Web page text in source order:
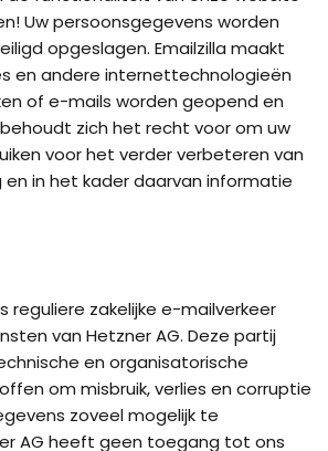
Uw persoonsgegevens worden
opgeslagen. Emailzilla maakt
en andere internettechnologieën
of e-mails worden geopend en
behoudt zich het recht voor om uw
voor het verder verbeteren van
in het kader daarvan informatie
reguliere zakelijke e-mailverkeer
van Hetzner AG. Deze partij
en organisatorische
om misbruik, verlies en corruptie
zoveel mogelijk te
AG heeft geen toegang tot ons